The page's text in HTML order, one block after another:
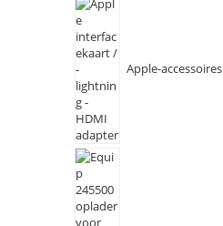
Apple-accessoires